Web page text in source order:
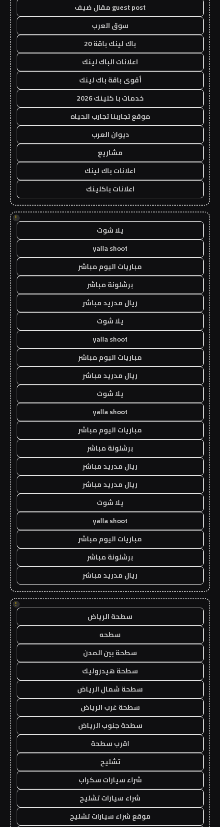
guest post مقال ضيف
سوق العرب
باك لينك باقة 20
اعلانات الباك لينك
أقوى باقة باك لينك
خدمات با كلينك 2026
موقع تجاربنا تجارب الحياه
ديوان العرب
مشاريع
اعلانات باك لينك
اعلانات باكلينك
!
يلا شوت
yalla shoot
مباريات اليوم مباشر
برشلونة مباشر
ريال مدريد مباشر
يلا شوت
yalla shoot
مباريات اليوم مباشر
ريال مدريد مباشر
يلا شوت
yalla shoot
مباريات اليوم مباشر
برشلونة مباشر
ريال مدريد مباشر
ريال مدريد مباشر
يلا شوت
yalla shoot
مباريات اليوم مباشر
برشلونة مباشر
ريال مدريد مباشر
!
سطحة الرياض
سطحه
سطحة بين المدن
سطحة هيدروليك
سطحة شمال الرياض
سطحة غرب الرياض
سطحة جنوب الرياض
اقرب سطحة
تشليح
شراء سيارات سكراب
شراء سيارات تشليح
موقع شراء سيارات تشليح